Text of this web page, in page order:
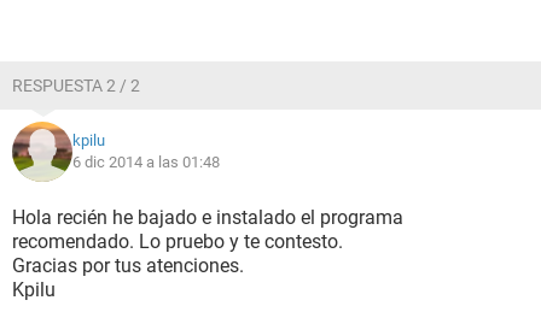
RESPUESTA 2 / 2
kpilu
6 dic 2014 a las 01:48
Hola recién he bajado e instalado el programa
recomendado. Lo pruebo y te contesto.
Gracias por tus atenciones.
Kpilu